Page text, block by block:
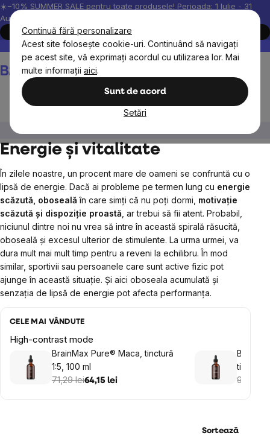
Continuă fără personalizare
Acest site folosește cookie-uri. Continuând să navigați
pe acest site, vă exprimați acordul cu utilizarea lor. Mai
multe informații aici.
Sunt de acord
Setări
Treci
la
conținut
☀️−10% SUMMER SALE pentru toate produsele! Perioada: 1 Iulie - 31
August, 2026.
Cumpără acum
Peste 200.000 de recenzii verificate
Produsele noastre sunt
Coş
de
Energie și vitalitate
În zilele noastre, un procent mare de oameni se confruntă cu o
lipsă de energie. Dacă ai probleme pe termen lung cu energie
scăzută, oboseală în care simți că nu poți dormi, motivație
scăzută și dispoziție proastă , ar trebui să fii atent. Probabil,
niciunul dintre noi nu vrea să intre în această spirală răsucită,
oboseală și excesul ulterior de stimulente. La urma urmei, va
dura mult mai mult timp pentru a reveni la echilibru. În mod
similar, sportivii sau persoanele care sunt active fizic pot
ajunge în această situație. Și aici oboseala acumulată și
senzația de lipsă de energie pot afecta performanța.
CELE MAI VÂNDUTE
High-contrast mode
BrainMax Pure® Maca, tinctură
1:5, 100 ml
71,29 lei64,15 lei
tinctură
97,29
Sortează